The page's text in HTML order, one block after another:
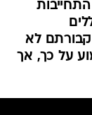
לאיתור 5,300 חללים
לא
על כך, אך